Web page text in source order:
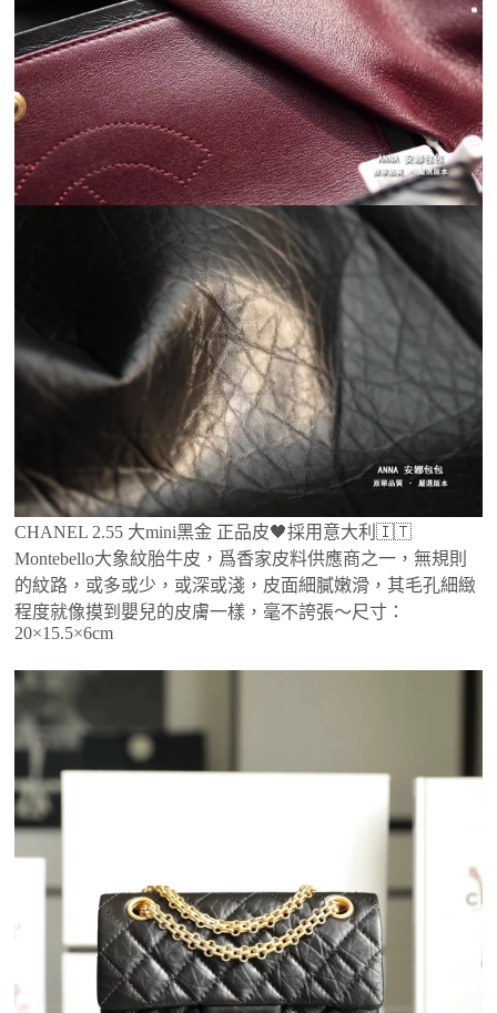
CHANEL 2.55 大mini黑金 正品皮🖤採用意大利🇮🇹
Montebello大象紋胎牛皮，爲香家皮料供應商之一，無規則
的紋路，或多或少，或深或淺，皮面細膩嫩滑，其毛孔細緻
程度就像摸到嬰兒的皮膚一樣，毫不誇張～尺寸：
20×15.5×6cm